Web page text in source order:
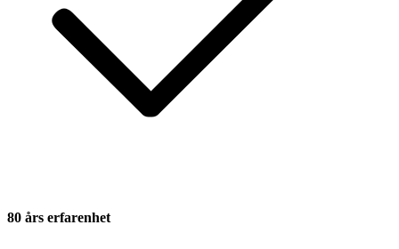
80 års erfarenhet